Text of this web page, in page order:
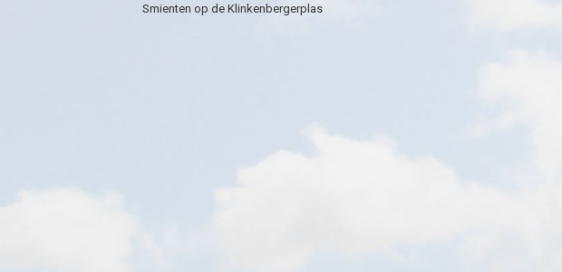
Smienten op de Klinkenbergerplas